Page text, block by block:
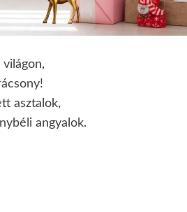
asztalok,
angyalok.